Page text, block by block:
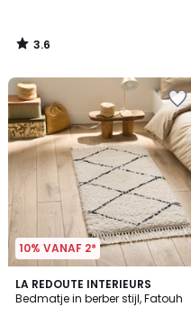
3.6
/
10% VANAF 2*
LA REDOUTE INTERIEURS
Bedmatje in berber stijl, Fatouh
4.7
/ 5